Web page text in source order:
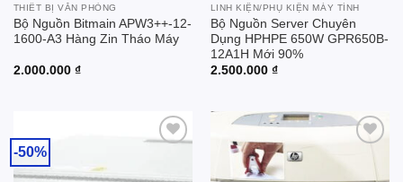
THIẾT BỊ VĂN PHÒNG
Bộ Nguồn Bitmain APW3++-12-
1600-A3 Hàng Zin Tháo Máy
2.000.000 ₫
LINH KIỆN/PHỤ KIỆN MÁY TÍNH
Bộ Nguồn Server Chuyên
Dụng HPHPE 650W GPR650B-
12A1H Mới 90%
2.500.000 ₫
-50%